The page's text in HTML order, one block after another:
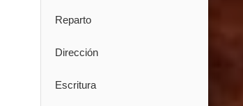
Reparto
Dirección
Escritura